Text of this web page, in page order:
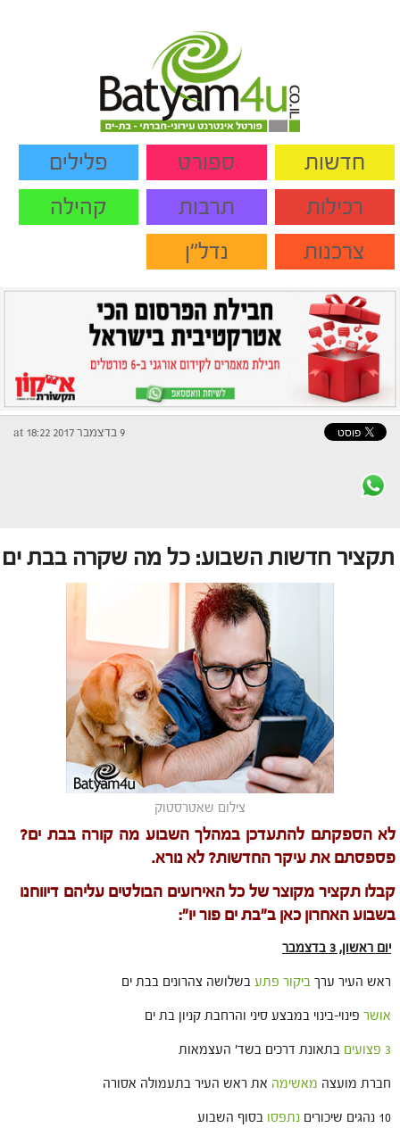
חדשות ספורט
פלילים
רכילות
תרבות
קהילה
צרכנות
נדל"ן
9 בדצמבר 2017 at 18:22
תקציר חדשות השבוע: כל מה שקרה בבת ים
צילום שאטרסטוק
לא הספקתם להתעדכן במהלך השבוע מה קורה בבת ים?
פספסתם את עיקר החדשות? לא נורא.
קבלו תקציר מקוצר של כל האירועים הבולטים עליהם דיווחנו
בשבוע האחרון כאן ב"בת ים פור יו":
יום ראשון, 3 בדצמבר
ראש העיר ערך ביקור פתע בשלושה צהרונים בבת ים
אושר פינוי-בינוי במבצע סיני והרחבת קניון בת ים
3 פצועים בתאונת דרכים בשד' העצמאות
חברת מועצה מאשימה את ראש העיר בתעמולה אסורה
10 נהגים שיכורים נתפסו בסוף השבוע